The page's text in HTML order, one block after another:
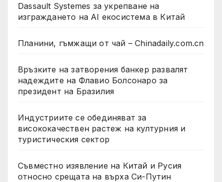
Dassault Systemes за укрепване на
изграждането на AI екосистема в Китай
Планини, гъмжащи от чай – Chinadaily.com.cn
Връзките на затворения банкер развалят
надеждите на Флавио Болсонаро за
президент на Бразилия
Индустриите се обединяват за
висококачествен растеж на културния и
туристическия сектор
Съвместно изявление на Китай и Русия
относно срещата на върха Си-Путин